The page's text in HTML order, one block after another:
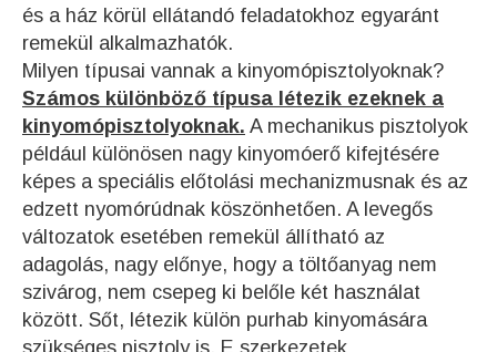
és a ház körül ellátandó feladatokhoz egyaránt
remekül alkalmazhatók.
Milyen típusai vannak a kinyomópisztolyoknak?
Számos különböző típusa létezik ezeknek a
kinyomópisztolyoknak. A mechanikus pisztolyok
például különösen nagy kinyomóerő kifejtésére
képes a speciális előtolási mechanizmusnak és az
edzett nyomórúdnak köszönhetően. A levegős
változatok esetében remekül állítható az
adagolás, nagy előnye, hogy a töltőanyag nem
szivárog, nem csepeg ki belőle két használat
között. Sőt, létezik külön purhab kinyomására
szükséges pisztoly is. E szerkezetek